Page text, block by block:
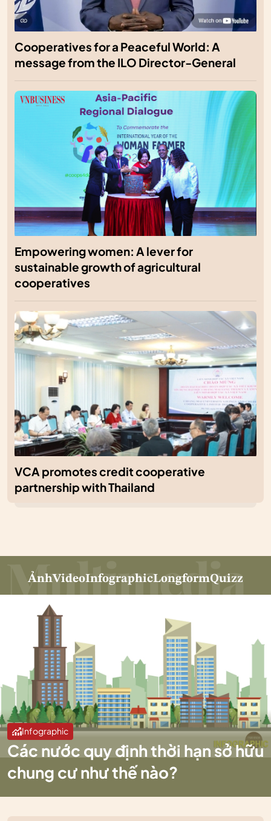
Cooperatives for a Peaceful World: A
message from the ILO Director-General
Empowering women: A lever for
sustainable growth of agricultural
cooperatives
VCA promotes credit cooperative
partnership with Thailand
ẢnhVideoInfographicLongformQuizz
Infographic
Các nước quy định thời hạn sở hữu
chung cư như thế nào?